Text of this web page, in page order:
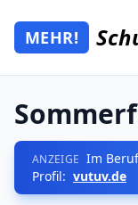
Zum Hauptinhalt
Mehr Schulferien
MEHR!
ANZEIGE Im
Profil: vutuv.de